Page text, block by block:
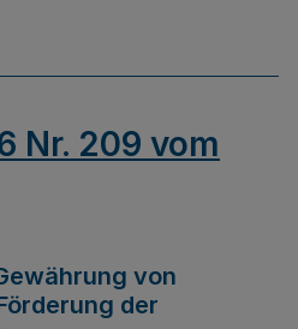
Nr. 209 vom
von
der